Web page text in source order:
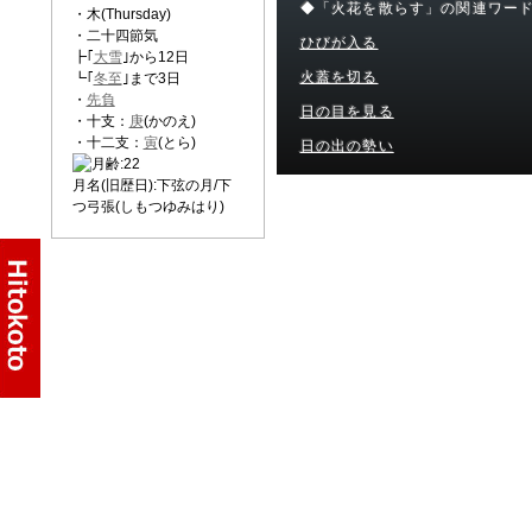
・木(Thursday)
・二十四節気
┣｢ 大雪｣から12日
┗｢ 冬至 ｣まで3日
・ 先負
・十支： 庚(かのえ)
・十二支： 寅(とら)
月名(旧歴日):下弦の月/下
つ弓張(しもつゆみはり)
◆「火花を散らす」の関連ワー
ひびが入る
火蓋を切る
日の目を見る
日の出の勢い